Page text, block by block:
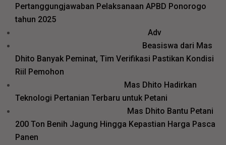
Pertanggungjawaban Pelaksanaan APBD Ponorogo
tahun 2025
Adv
Beasiswa dari Mas
Dhito Banyak Peminat, Tim Verifikasi Pastikan Kondisi
Riil Pemohon
Mas Dhito Hadirkan
Teknologi Pertanian Terbaru untuk Petani
Mas Dhito Bantu Petani
200 Ton Benih Jagung Hingga Kepastian Harga Pasca
Panen